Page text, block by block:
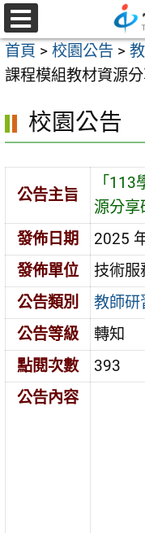
跳
至
主
要
容
選
單
首頁 > 校園公告 >
課程模組教材資源分
校園公告
公告主旨
「
源分享
發佈日期
2025
發佈單位
技術服
公告類別
教師研
公告等級
轉知
點閱次數
393
公告內容